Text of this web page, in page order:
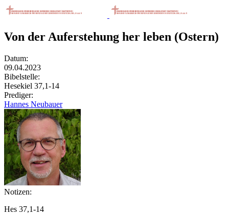
Von der Auferstehung her leben (Ostern)
Datum:
09.04.2023
Bibelstelle:
Hesekiel 37,1-14
Prediger:
Hannes Neubauer
Notizen:
Hes 37,1-14